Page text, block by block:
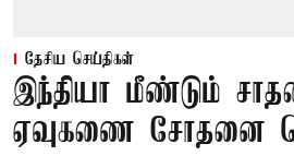
தேசிய செய்திகள்
இந்தியா மீண்டும்
ஏவுகணை சோதனை